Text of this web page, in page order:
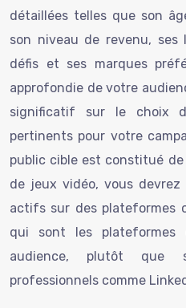
détaillées telles que son
son niveau de revenu, ses
défis et ses marques
approfondie de votre
significatif sur le choix
pertinents pour votre
public cible est constitué
de jeux vidéo, vous
actifs sur des plateformes
qui sont les
audience, plutôt que
professionnels comme